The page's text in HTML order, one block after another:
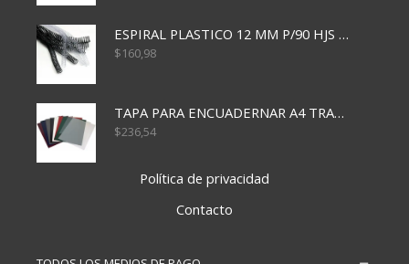
ESPIRAL PLASTICO 12 MM P/90 HJS X50X1500
$160,98
TAPA PARA ENCUADERNAR A4 TRANSP x50x500
$236,54
Política de privacidad
Contacto